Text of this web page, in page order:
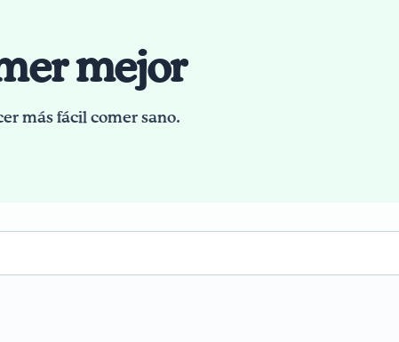
mejor
más fácil comer sano.